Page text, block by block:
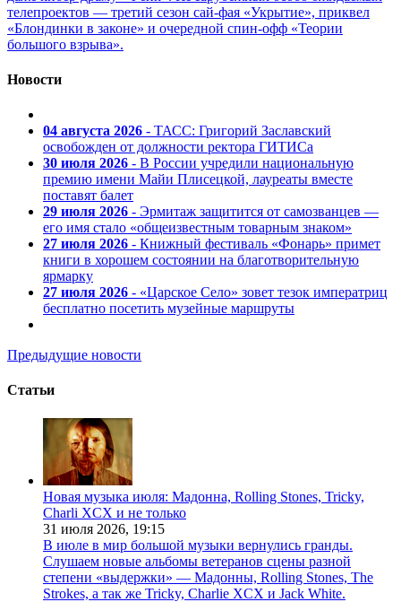
телепроектов — третий сезон сай-фая «Укрытие», приквел
«Блондинки в законе» и очередной спин-офф «Теории
большого взрыва».
Новости
04 августа 2026 - ТАСС: Григорий Заславский
освобожден от должности ректора ГИТИСа
30 июля 2026 - В России учредили национальную
премию имени Майи Плисецкой, лауреаты вместе
поставят балет
29 июля 2026 - Эрмитаж защитится от самозванцев —
его имя стало «общеизвестным товарным знаком»
27 июля 2026 - Книжный фестиваль «Фонарь» примет
книги в хорошем состоянии на благотворительную
ярмарку
27 июля 2026 - «Царское Село» зовет тезок императриц
бесплатно посетить музейные маршруты
Предыдущие новости
Статьи
Новая музыка июля: Мадонна, Rolling Stones, Tricky,
Charli XCX и не только
31 июля 2026, 19:15
В июле в мир большой музыки вернулись гранды.
Слушаем новые альбомы ветеранов сцены разной
степени «выдержки» — Мадонны, Rolling Stones, The
Strokes, а так же Tricky, Charlie XCX и Jack White.